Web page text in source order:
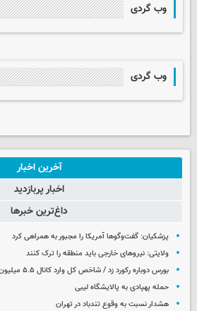
وب گردی
وب گردی
آخرین اخبار
اخبار پربازدید
داغ‌ترین خبرها
پزشکیان: گفت‌وگوها آمریکا را مجبور به همراهی کرد
ولایتی: نیروهای خارجی باید منطقه را ترک کنند
بورس دوباره رکورد زد / شاخص کل وارد کانال ۵.۵ میلیون واحد شد
حمله پهپادی به پالایشگاه لیبی
هشدار نسبت به وقوع تندباد در تهران